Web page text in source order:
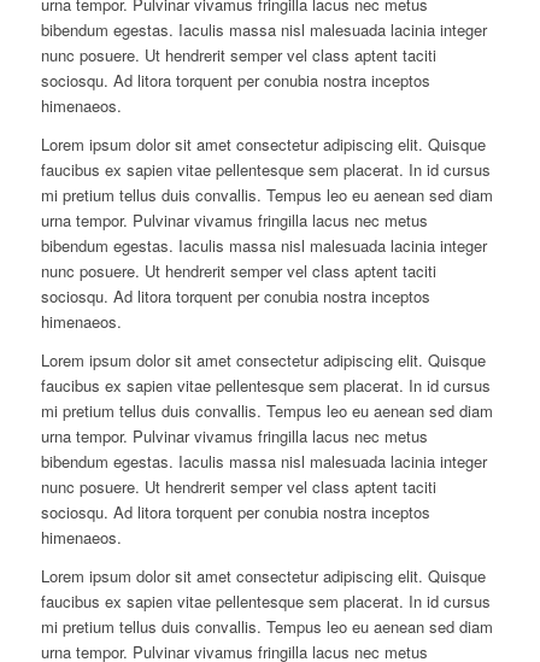
bibendum egestas. Iaculis massa nisl malesuada lacinia integer
nunc posuere. Ut hendrerit semper vel class aptent taciti
sociosqu. Ad litora torquent per conubia nostra inceptos
himenaeos.
Lorem ipsum dolor sit amet consectetur adipiscing elit. Quisque
faucibus ex sapien vitae pellentesque sem placerat. In id cursus
mi pretium tellus duis convallis. Tempus leo eu aenean sed diam
urna tempor. Pulvinar vivamus fringilla lacus nec metus
bibendum egestas. Iaculis massa nisl malesuada lacinia integer
nunc posuere. Ut hendrerit semper vel class aptent taciti
sociosqu. Ad litora torquent per conubia nostra inceptos
himenaeos.
Lorem ipsum dolor sit amet consectetur adipiscing elit. Quisque
faucibus ex sapien vitae pellentesque sem placerat. In id cursus
mi pretium tellus duis convallis. Tempus leo eu aenean sed diam
urna tempor. Pulvinar vivamus fringilla lacus nec metus
bibendum egestas. Iaculis massa nisl malesuada lacinia integer
nunc posuere. Ut hendrerit semper vel class aptent taciti
sociosqu. Ad litora torquent per conubia nostra inceptos
himenaeos.
Lorem ipsum dolor sit amet consectetur adipiscing elit. Quisque
faucibus ex sapien vitae pellentesque sem placerat. In id cursus
mi pretium tellus duis convallis. Tempus leo eu aenean sed diam
urna tempor. Pulvinar vivamus fringilla lacus nec metus